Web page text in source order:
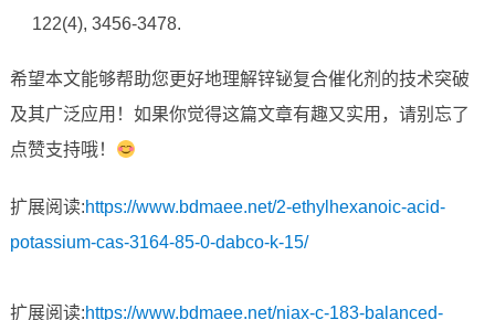
122(4), 3456-3478.
希望本文能够帮助您更好地理解锌铋复合催化剂的技术突破
及其广泛应用！如果你觉得这篇文章有趣又实用，请别忘了
点赞支持哦！
扩展阅读:https://www.bdmaee.net/2-ethylhexanoic-acid-
potassium-cas-3164-85-0-dabco-k-15/
扩展阅读:https://www.bdmaee.net/niax-c-183-balanced-